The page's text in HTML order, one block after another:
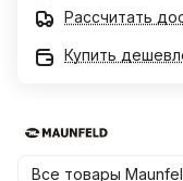
Рассчитать
Купить
Все товары